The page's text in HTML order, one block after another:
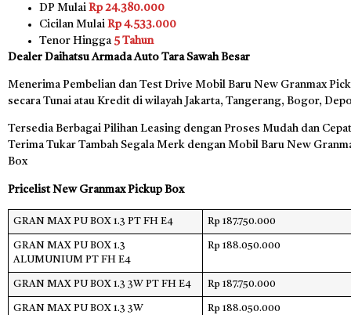
DP Mulai Rp 24.380.000
Cicilan Mulai Rp 4.533.000
Tenor Hingga 5 Tahun
Dealer Daihatsu Armada Auto Tara Sawah Besar
Menerima Pembelian dan Test Drive Mobil Baru New Granmax
secara Tunai atau Kredit di wilayah Jakarta, Tangerang, Bogor,
Tersedia Berbagai Pilihan Leasing dengan Proses Mudah dan
Terima Tukar Tambah Segala Merk dengan Mobil Baru New
Box
Pricelist New Granmax Pickup Box
GRAN MAX PU BOX 1.3 PT FH E4 Rp 187.750.000
GRAN MAX PU BOX 1.3
ALUMUNIUM PT FH E4
Rp 188.050.000
GRAN MAX PU BOX 1.3 3W PT FH E4 Rp 187.750.000
GRAN MAX PU BOX 1.3 3W
Rp 188.050.000